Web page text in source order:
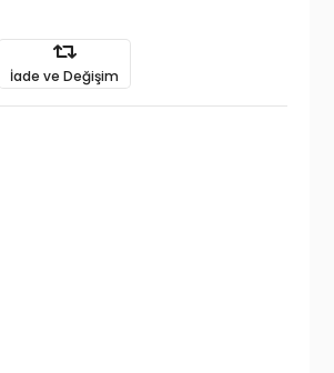
İade ve Değişim